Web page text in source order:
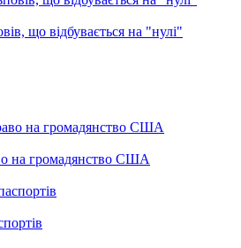
що відбувається на "нулі"
на громадянство США